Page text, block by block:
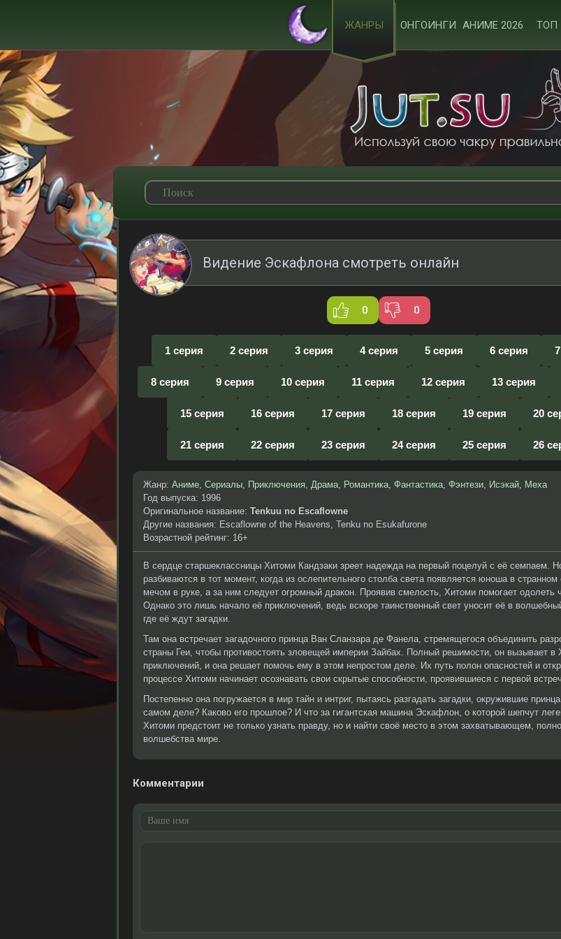
ЖАНРЫ ОНГОИНГИ АНИМЕ 2026 ТОП
Видение Эскафлона смотреть онлайн
0 0
1 серия 2 серия 3 серия 4 серия 5 серия 6 серия
8 серия 9 серия 10 серия 11 серия 12 серия 13 серия
15 серия 16 серия 17 серия 18 серия 19 серия 20
21 серия 22 серия 23 серия 24 серия 25 серия 26
Жанр: Аниме, Сериалы, Приключения, Драма, Романтика, Фантастика, Фэнтези, Исэкай, Меха
Год выпуска: 1996
Оригинальное название: Tenkuu no Escaflowne
Другие названия: Escaflowne of the Heavens, Tenku no Esukafurone
Возрастной рейтинг: 16+
В сердце старшеклассницы Хитоми Кандзаки зреет надежда на первый поцелуй с её семпаем.
разбиваются в тот момент, когда из ослепительного столба света появляется юноша в странном
мечом в руке, а за ним следует огромный дракон. Проявив смелость, Хитоми помогает одолеть
Однако это лишь начало её приключений, ведь вскоре таинственный свет уносит её в
где её ждут загадки.
Там она встречает загадочного принца Ван Сланзара де Фанела, стремящегося объединить
страны Геи, чтобы противостоять зловещей империи Зайбах. Полный решимости, он вызывает в
приключений, и она решает помочь ему в этом непростом деле. Их путь полон опасностей и
процессе Хитоми начинает осознавать свои скрытые способности, проявившиеся с первой
Постепенно она погружается в мир тайн и интриг, пытаясь разгадать загадки, окружившие
самом деле? Каково его прошлое? И что за гигантская машина Эскафлон, о которой шепчут
Хитоми предстоит не только узнать правду, но и найти своё место в этом захватывающем,
волшебства мире.
Комментарии